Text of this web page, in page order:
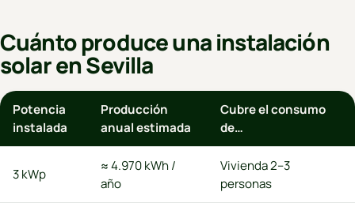
Cuánto produce una instalación
solar en Sevilla
Potencia
instalada
Producción
anual estimada
Cubre el consumo
de…
3 kWp
≈ 4.970 kWh /
año
Vivienda 2–3
personas